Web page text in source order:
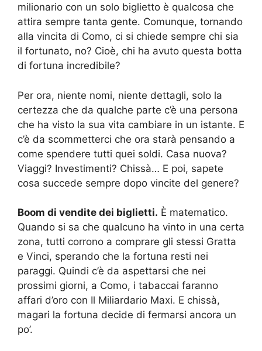
milionario con un solo biglietto è qualcosa che
attira sempre tanta gente. Comunque, tornando
alla vincita di Como, ci si chiede sempre chi sia
il fortunato, no? Cioè, chi ha avuto questa botta
di fortuna incredibile?
Per ora, niente nomi, niente dettagli, solo la
certezza che da qualche parte c’è una persona
che ha visto la sua vita cambiare in un istante. E
c’è da scommetterci che ora starà pensando a
come spendere tutti quei soldi. Casa nuova?
Viaggi? Investimenti? Chissà… E poi, sapete
cosa succede sempre dopo vincite del genere?
Boom di vendite dei biglietti. È matematico.
Quando si sa che qualcuno ha vinto in una certa
zona, tutti corrono a comprare gli stessi Gratta
e Vinci, sperando che la fortuna resti nei
paraggi. Quindi c’è da aspettarsi che nei
prossimi giorni, a Como, i tabaccai faranno
affari d’oro con Il Miliardario Maxi. E chissà,
magari la fortuna decide di fermarsi ancora un
po’.